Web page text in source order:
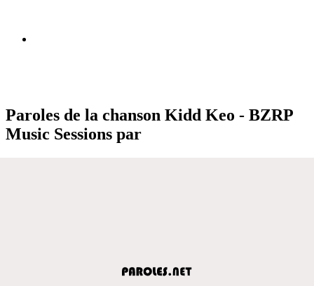
Paroles de la chanson Kidd Keo - BZRP
Music Sessions par